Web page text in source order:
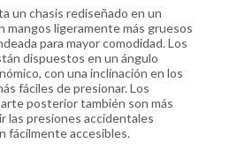
un chasis rediseñado en un
mangos ligeramente más gruesos
para mayor comodidad. Los
dispuestos en un ángulo
con una inclinación en los
fáciles de presionar. Los
posterior también son más
las presiones accidentales
fácilmente accesibles.